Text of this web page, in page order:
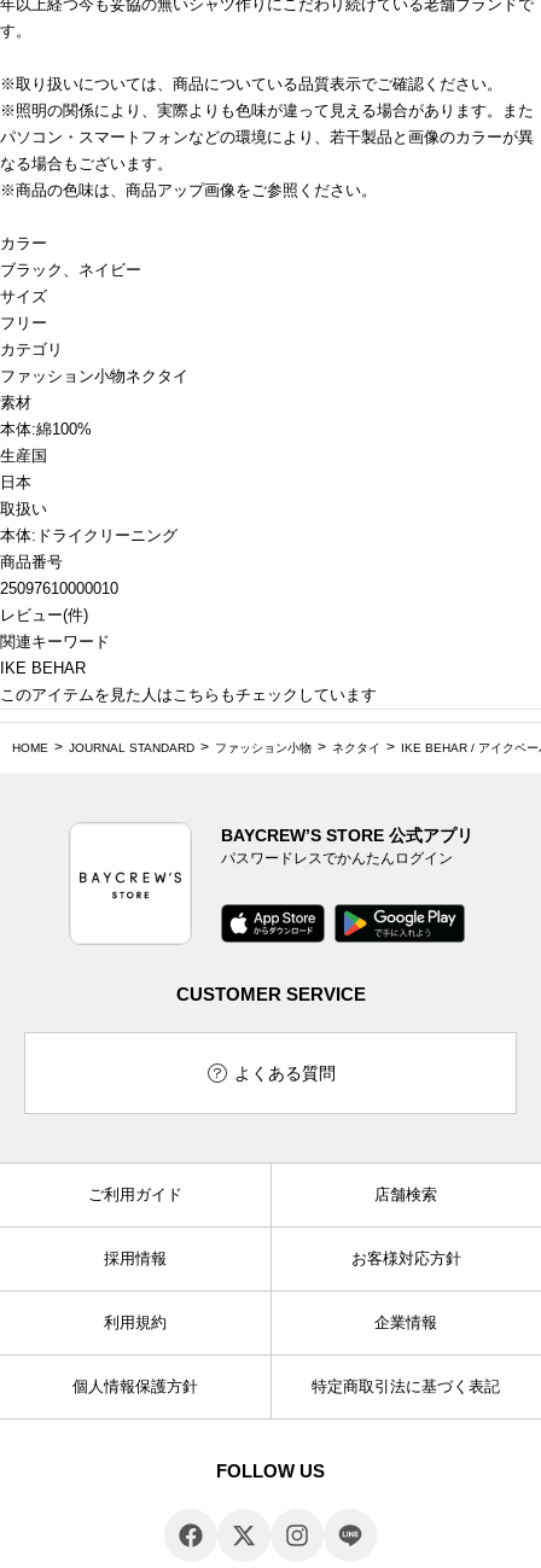
年以上経つ今も妥協の無いシャツ作りにこだわり続けている老舗ブランドで
す。
※取り扱いについては、商品についている品質表示でご確認ください。
※照明の関係により、実際よりも色味が違って見える場合があります。また
パソコン・スマートフォンなどの環境により、若干製品と画像のカラーが異
なる場合もございます。
※商品の色味は、商品アップ画像をご参照ください。
カラー
ブラック、ネイビー
サイズ
フリー
カテゴリ
ファッション小物ネクタイ
素材
本体:綿100%
生産国
日本
取扱い
本体:ドライクリーニング
商品番号
25097610000010
レビュー(件)
関連キーワード
IKE BEHAR
このアイテムを見た人はこちらもチェックしています
HOME JOURNAL STANDARD ファッション小物 ネクタイ IKE BEHAR / アイクベ
BAYCREW’S STORE 公式アプリ
パスワードレスでかんたんログイン
CUSTOMER SERVICE
よくある質問
ご利用ガイド 店舗検索
採用情報 お客様対応方針
利用規約 企業情報
個人情報保護方針 特定商取引法に基づく表記
FOLLOW US